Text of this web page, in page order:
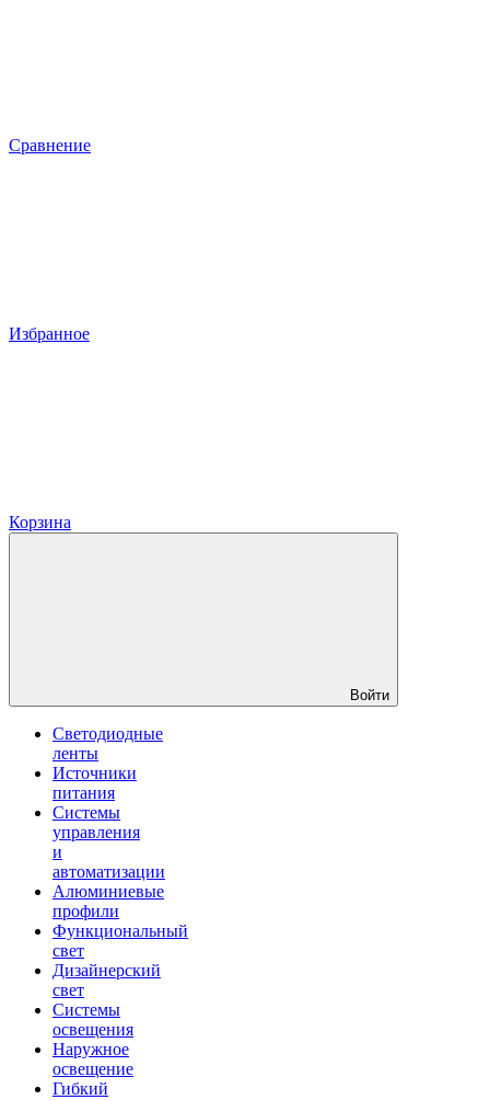
Сравнение
Избранное
Корзина
Войти
Светодиодные
ленты
Источники
питания
Системы
управления
и
автоматизации
Алюминиевые
профили
Функциональный
свет
Дизайнерский
свет
Системы
освещения
Наружное
освещение
Гибкий